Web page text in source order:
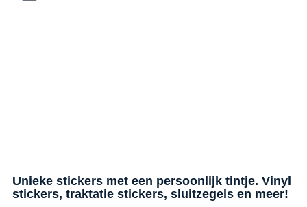
Unieke stickers met een persoonlijk tintje. Vinyl
stickers, traktatie stickers, sluitzegels en meer!